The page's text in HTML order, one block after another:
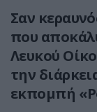
Σαν
που
Λευκού
την
εκπομπή